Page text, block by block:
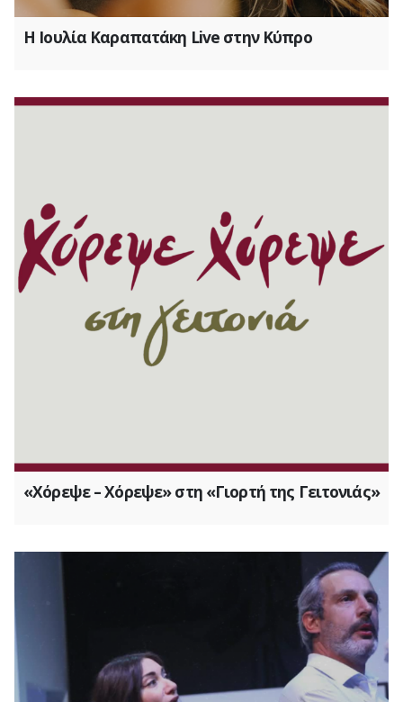
Η Ιουλία Καραπατάκη Live στην Κύπρο
«Χόρεψε – Χόρεψε» στη «Γιορτή της Γειτονιάς»